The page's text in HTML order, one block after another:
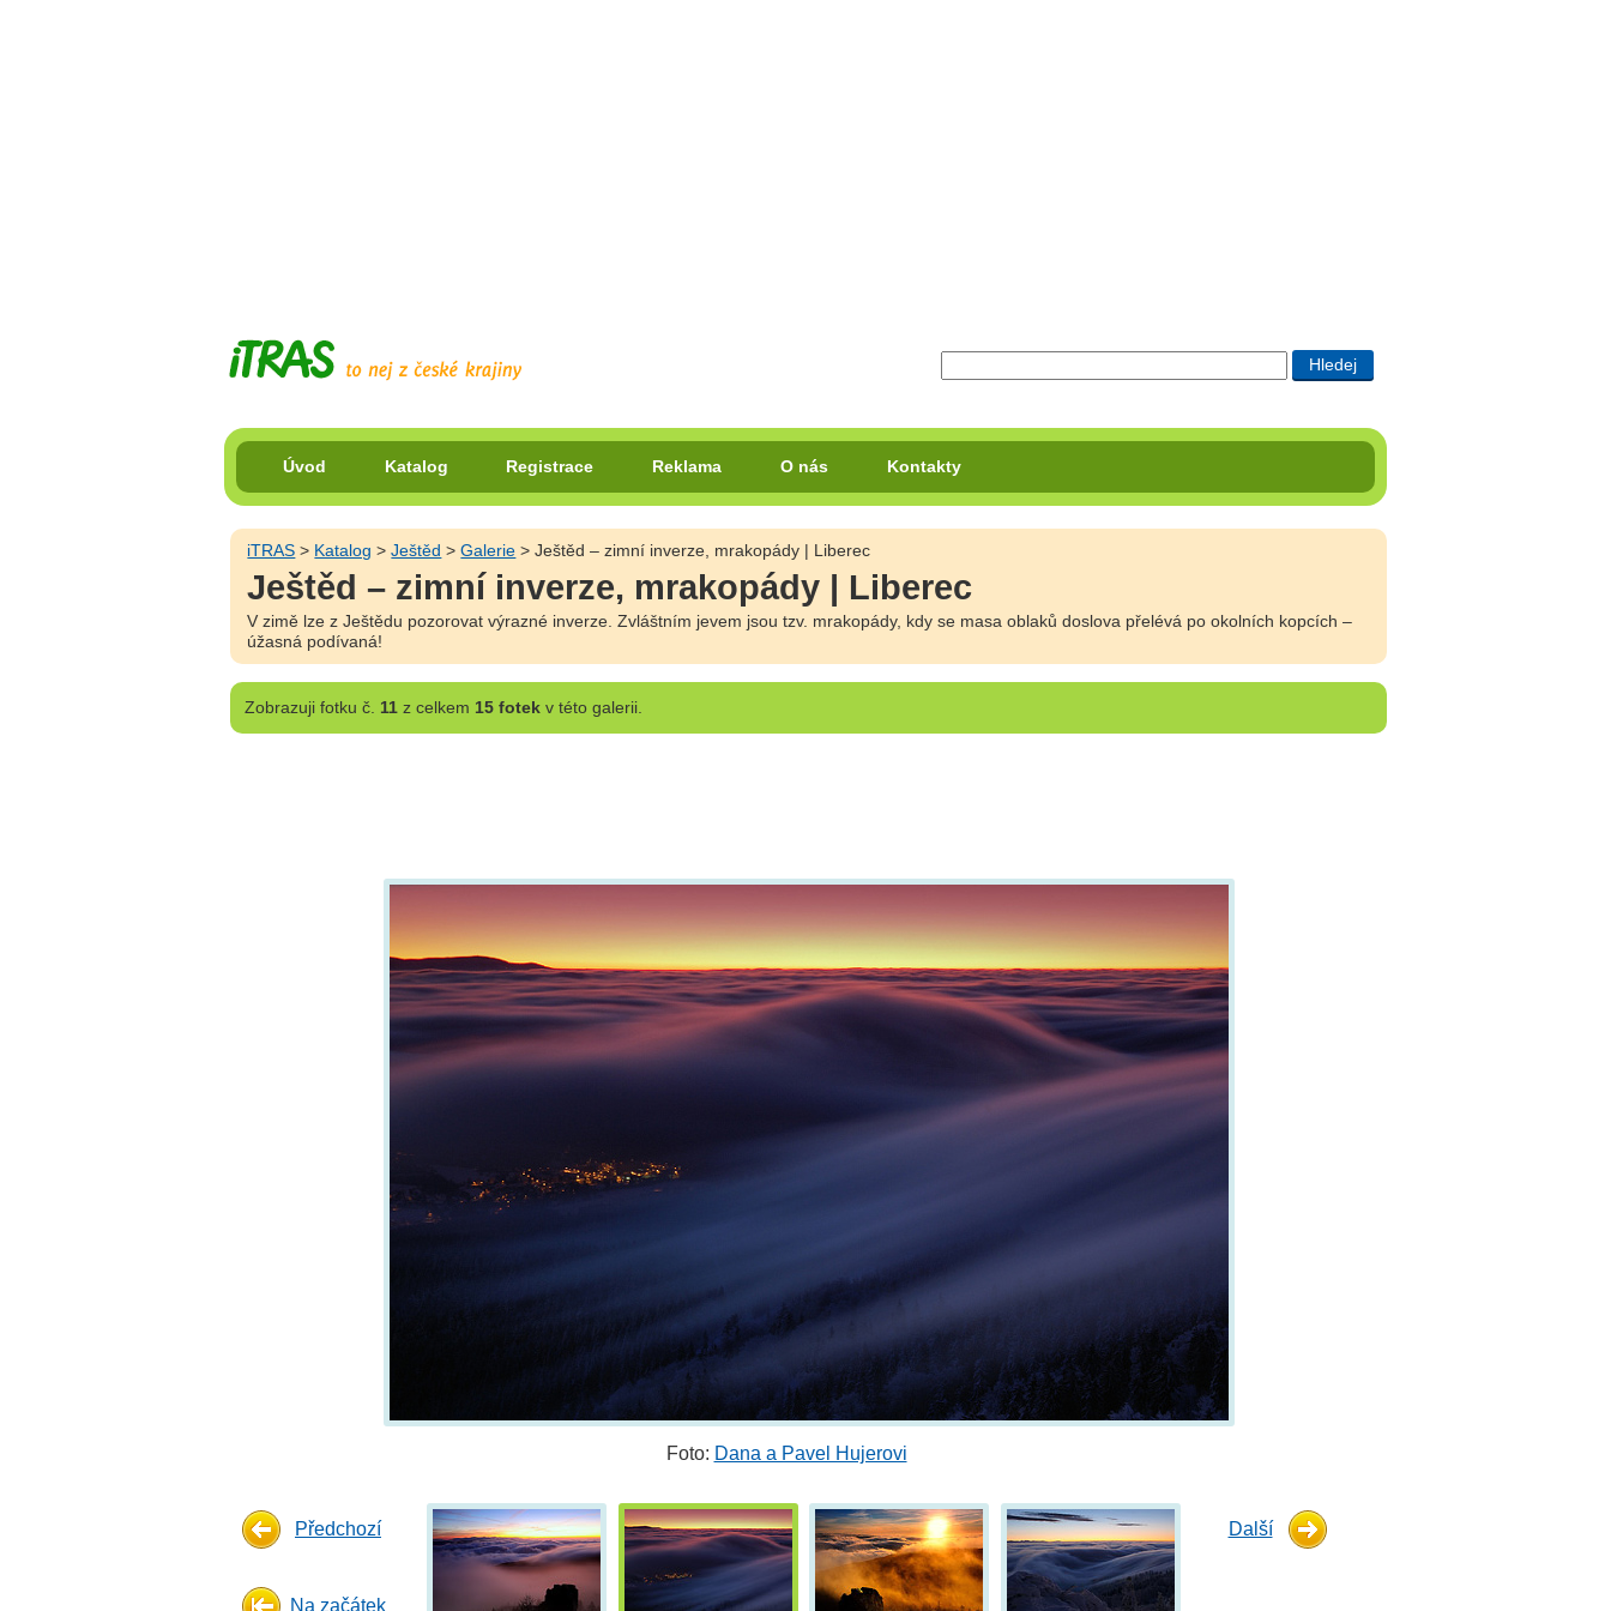
Úvod Katalog Registrace Reklama O nás Kontakty
iTRAS > Katalog >Ještěd >Galerie > Ještěd – zimní inverze, mrakopády | Liberec
Ještěd – zimní inverze, mrakopády | Liberec
V zimě lze z Ještědu pozorovat výrazné inverze. Zvláštním jevem jsou tzv. mrakopády, kdy se masa oblaků doslova přelévá po okolních kopcích –
úžasná podívaná!
Zobrazujifotku č. 11z celkem 15 fotekv této galerii.
Foto: Dana a Pavel Hujerovi
Předchozí
Na začátek
Další